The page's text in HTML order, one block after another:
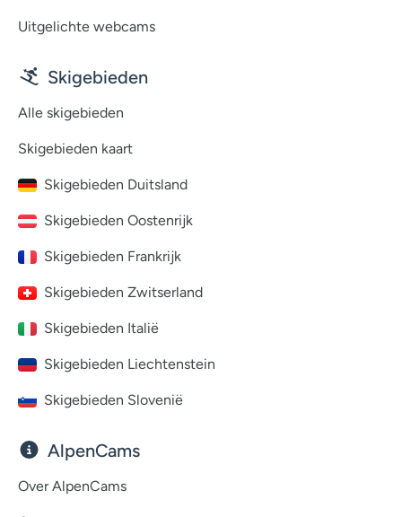
Uitgelichte webcams
Skigebieden
Alle skigebieden
Skigebieden kaart
Skigebieden Duitsland
Skigebieden Oostenrijk
Skigebieden Frankrijk
Skigebieden Zwitserland
Skigebieden Italië
Skigebieden Liechtenstein
Skigebieden Slovenië
AlpenCams
Over AlpenCams